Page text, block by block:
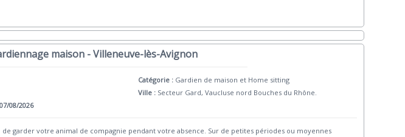
maison - Villeneuve-lès-Avignon
07/08/2026
Catégorie : Gardien de maison et Home sitting
Ville : Secteur Gard, Vaucluse nord Bouches du Rhône.
de garder votre animal de compagnie pendant votre absence. Sur de petites périodes ou moyennes